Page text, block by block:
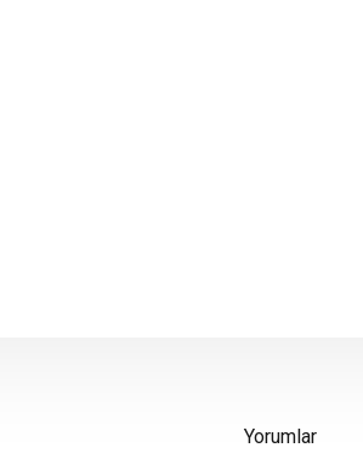
Yorumlar